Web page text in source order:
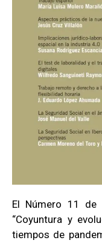
El Número 11 de
“Coyuntura y
tiempos de